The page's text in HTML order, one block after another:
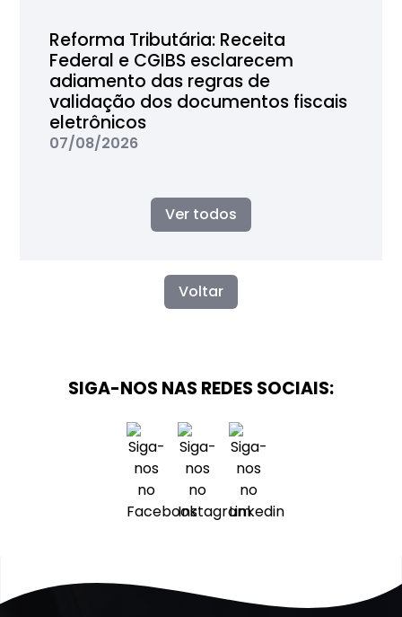
Reforma Tributária: Receita
Federal e CGIBS esclarecem
adiamento das regras de
validação dos documentos fiscais
eletrônicos
07/08/2026
Ver todos
Voltar
SIGA-NOS NAS REDES SOCIAIS: